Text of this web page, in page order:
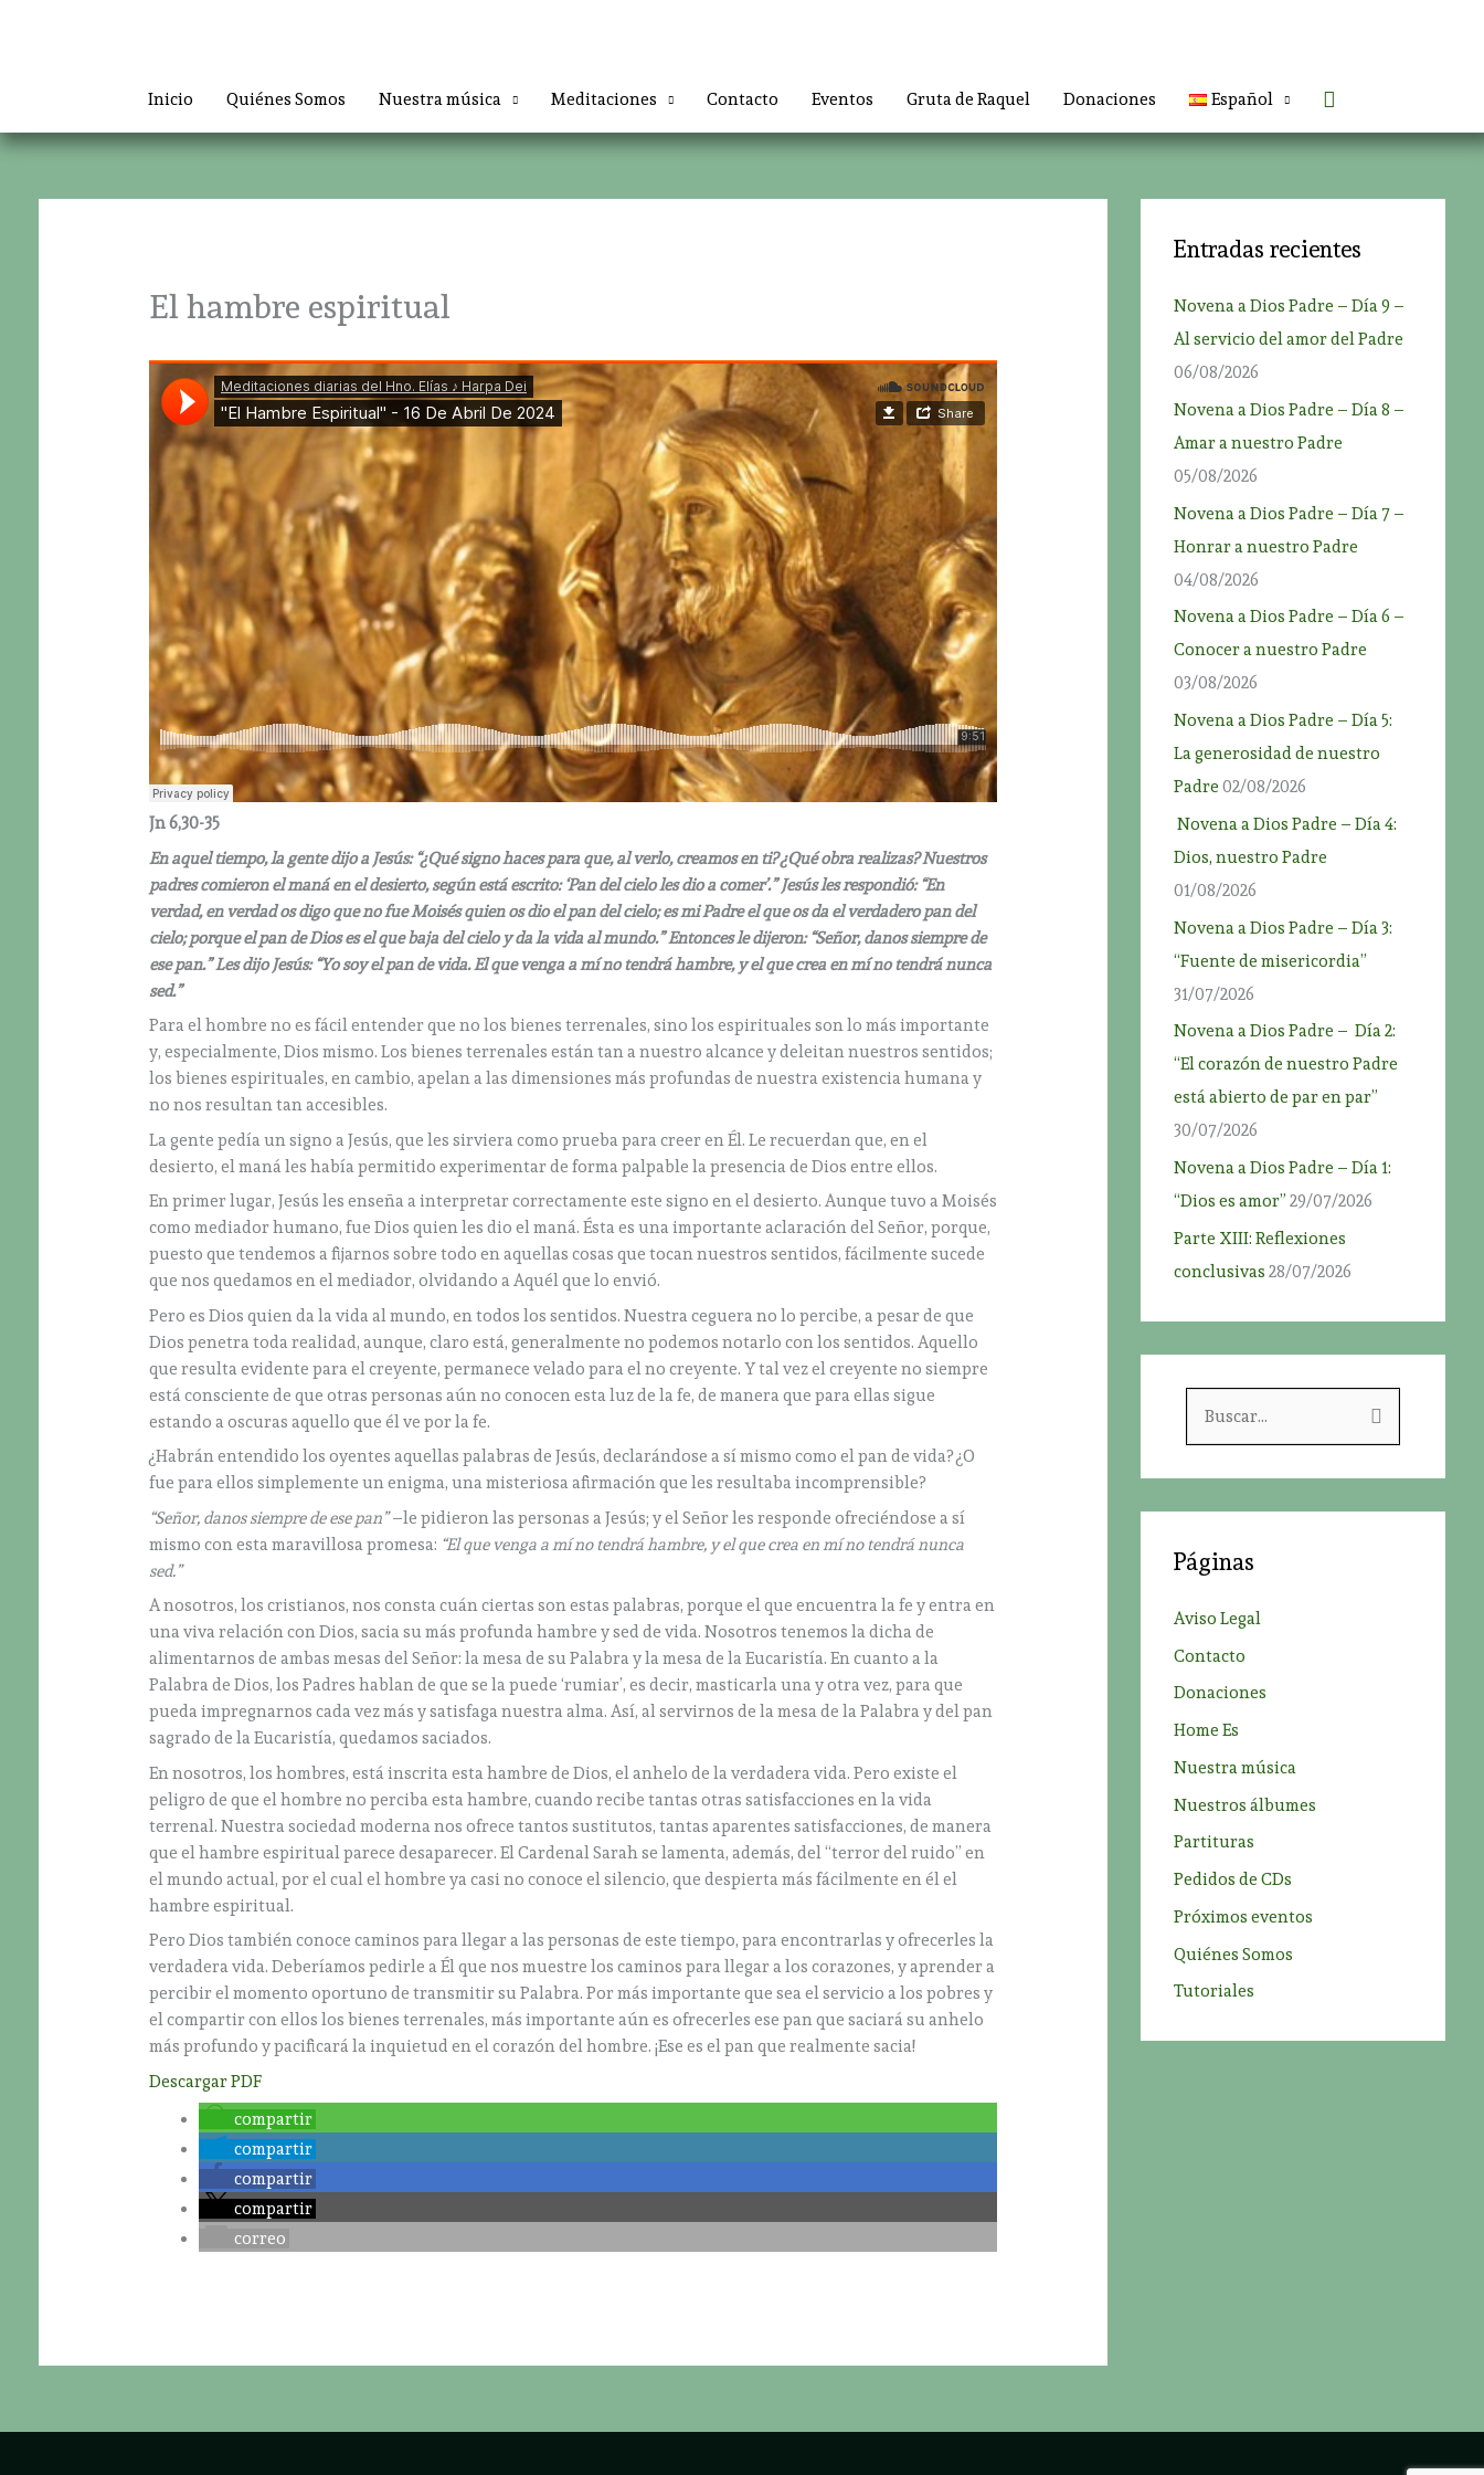
Inicio
Quiénes Somos Nuestra música Meditaciones Contacto Eventos Gruta de Raquel Donaciones Español Buscar
El hambre espiritual
Jn 6,30-35
En aquel tiempo, la gente dijo a Jesús: “¿Qué signo haces para que, al verlo, creamos en ti? ¿Qué obra realizas? Nuestros
padres comieron el maná en el desierto, según está escrito: ‘Pan del cielo les dio a comer’.” Jesús les respondió: “En
verdad, en verdad os digo que no fue Moisés quien os dio el pan del cielo; es mi Padre el que os da el verdadero pan del
cielo; porque el pan de Dios es el que baja del cielo y da la vida al mundo.” Entonces le dijeron: “Señor, danos siempre de
ese pan.” Les dijo Jesús: “Yo soy el pan de vida. El que venga a mí no tendrá hambre, y el que crea en mí no tendrá nunca
sed.”
Para el hombre no es fácil entender que no los bienes terrenales, sino los espirituales son lo más importante
y, especialmente, Dios mismo. Los bienes terrenales están tan a nuestro alcance y deleitan nuestros sentidos;
los bienes espirituales, en cambio, apelan a las dimensiones más profundas de nuestra existencia humana y
no nos resultan tan accesibles.
La gente pedía un signo a Jesús, que les sirviera como prueba para creer en Él. Le recuerdan que, en el
desierto, el maná les había permitido experimentar de forma palpable la presencia de Dios entre ellos.
En primer lugar, Jesús les enseña a interpretar correctamente este signo en el desierto. Aunque tuvo a Moisés
como mediador humano, fue Dios quien les dio el maná. Ésta es una importante aclaración del Señor, porque,
puesto que tendemos a fijarnos sobre todo en aquellas cosas que tocan nuestros sentidos, fácilmente sucede
que nos quedamos en el mediador, olvidando a Aquél que lo envió.
Pero es Dios quien da la vida al mundo, en todos los sentidos. Nuestra ceguera no lo percibe, a pesar de que
Dios penetra toda realidad, aunque, claro está, generalmente no podemos notarlo con los sentidos. Aquello
que resulta evidente para el creyente, permanece velado para el no creyente. Y tal vez el creyente no siempre
está consciente de que otras personas aún no conocen esta luz de la fe, de manera que para ellas sigue
estando a oscuras aquello que él ve por la fe.
¿Habrán entendido los oyentes aquellas palabras de Jesús, declarándose a sí mismo como el pan de vida? ¿O
fue para ellos simplemente un enigma, una misteriosa afirmación que les resultaba incomprensible?
“Señor, danos siempre de ese pan”–le pidieron las personas a Jesús; y el Señor les responde ofreciéndose a sí
mismo con esta maravillosa promesa: “El que venga a mí no tendrá hambre, y el que crea en mí no tendrá nunca
sed.”
A nosotros, los cristianos, nos consta cuán ciertas son estas palabras, porque el que encuentra la fe y entra en
una viva relación con Dios, sacia su más profunda hambre y sed de vida. Nosotros tenemos la dicha de
alimentarnos de ambas mesas del Señor: la mesa de su Palabra y la mesa de la Eucaristía. En cuanto a la
Palabra de Dios, los Padres hablan de que se la puede ‘rumiar’, es decir, masticarla una y otra vez, para que
pueda impregnarnos cada vez más y satisfaga nuestra alma. Así, al servirnos de la mesa de la Palabra y del pan
sagrado de la Eucaristía, quedamos saciados.
En nosotros, los hombres, está inscrita esta hambre de Dios, el anhelo de la verdadera vida. Pero existe el
peligro de que el hombre no perciba esta hambre, cuando recibe tantas otras satisfacciones en la vida
terrenal. Nuestra sociedad moderna nos ofrece tantos sustitutos, tantas aparentes satisfacciones, de manera
que el hambre espiritual parece desaparecer. El Cardenal Sarah se lamenta, además, del “terror del ruido” en
el mundo actual, por el cual el hombre ya casi no conoce el silencio, que despierta más fácilmente en él el
hambre espiritual.
Pero Dios también conoce caminos para llegar a las personas de este tiempo, para encontrarlas y ofrecerles la
verdadera vida. Deberíamos pedirle a Él que nos muestre los caminos para llegar a los corazones, y aprender a
percibir el momento oportuno de transmitir su Palabra. Por más importante que sea el servicio a los pobres y
el compartir con ellos los bienes terrenales, más importante aún es ofrecerles ese pan que saciará su anhelo
más profundo y pacificará la inquietud en el corazón del hombre. ¡Ese es el pan que realmente sacia!
Descargar PDF
compartir
compartir
compartir
compartir
correo
Entradas recientes
Novena a Dios Padre – Día 9 –
Al servicio del amor del Padre
06/08/2026
Novena a Dios Padre – Día 8 –
Amar a nuestro Padre
05/08/2026
Novena a Dios Padre – Día 7 –
Honrar a nuestro Padre
04/08/2026
Novena a Dios Padre – Día 6 –
Conocer a nuestro Padre
03/08/2026
Novena a Dios Padre – Día 5:
La generosidad de nuestro
Padre 02/08/2026
Novena a Dios Padre – Día 4:
Dios, nuestro Padre
01/08/2026
Novena a Dios Padre – Día 3:
“Fuente de misericordia”
31/07/2026
Novena a Dios Padre – Día 2:
“El corazón de nuestro Padre
está abierto de par en par”
30/07/2026
Novena a Dios Padre – Día 1:
“Dios es amor” 29/07/2026
Parte XIII: Reflexiones
conclusivas 28/07/2026
r
:
Páginas
Aviso Legal
Contacto
Donaciones
Home Es
Nuestra música
Nuestros álbumes
Partituras
Pedidos de CDs
Próximos eventos
Quiénes Somos
Tutoriales